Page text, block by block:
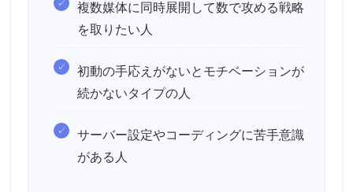
複数媒体に同時展開して数で攻める戦略
を取りたい人
初動の手応えがないとモチベーションが
続かないタイプの人
サーバー設定やコーディングに苦手意識
がある人